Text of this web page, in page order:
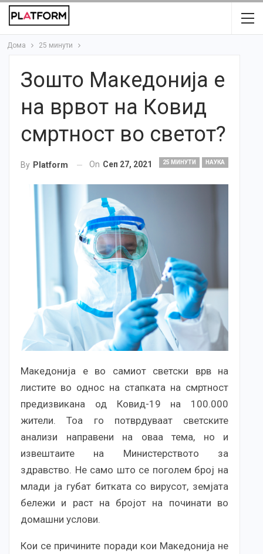
Дома 25 минути
Зошто Македонија е
на врвот на Ковид
смртност во светот?
25 МИНУТИ НАУКА
By Platform On Сеп 27, 2021
Македонија е во самиот светски врв на
листите во однос на стапката на смртност
предизвикана од Ковид-19 на 100.000
жители. Тоа го потврдуваат светските
анализи направени на оваа тема, но и
извештаите на Министерството за
здравство. Не само што се поголем број на
млади ја губат битката со вирусот, земјата
бележи и раст на бројот на починати во
домашни услови.
Кои се причините поради кои Македонија не